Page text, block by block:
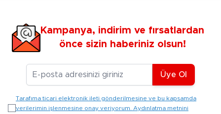
Kampanya, indirim ve fırsatlardan
önce sizin haberiniz olsun!
E-posta Adresiniz
Üye Ol
Tarafıma ticari elektronik ileti gönderilmesine ve bu kapsamda
verilerimin işlenmesine onay veriyorum. Aydınlatma metnini